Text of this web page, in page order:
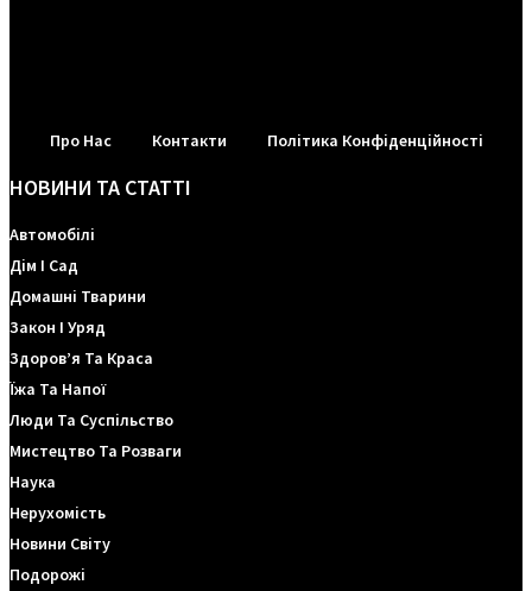
Про Нас Контакти Політика Конфіденційності
НОВИНИ ТА СТАТТІ
Автомобілі
Дім І Сад
Домашні Тварини
Закон І Уряд
Здоров’я Та Краса
Їжа Та Напої
Люди Та Суспільство
Мистецтво Та Розваги
Наука
Нерухомість
Новини Світу
Подорожі